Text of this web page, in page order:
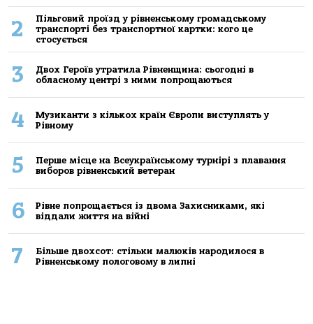
2
Пільговий проїзд у рівненському громадському
транспорті без транспортної картки: кого це
стосується
3
Двох Героїв утратила Рівненщина: сьогодні в
обласному центрі з ними попрощаються
4
Музиканти з кількох країн Європи виступлять у
Рівному
5
Перше місце на Всеукраїнському турнірі з плавання
виборов рівненський ветеран
6
Рівне попрощається із двома Захисниками, які
віддали життя на війні
7
Більше двохсот: стільки малюків народилося в
Рівненському пологовому в липні